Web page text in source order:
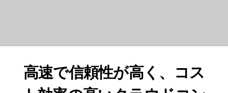
高速で信頼性が高く、コス